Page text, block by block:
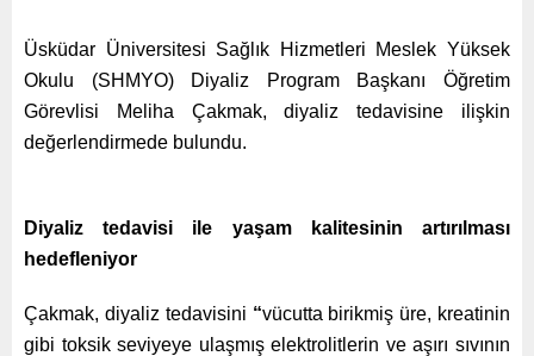
Üsküdar Üniversitesi Sağlık Hizmetleri Meslek Yüksek
Okulu (SHMYO) Diyaliz Program Başkanı Öğretim
Görevlisi Meliha Çakmak, diyaliz tedavisine ilişkin
değerlendirmede bulundu.
Diyaliz tedavisi ile yaşam kalitesinin artırılması
hedefleniyor
Çakmak, diyaliz tedavisini “vücutta birikmiş üre, kreatinin
gibi toksik seviyeye ulaşmış elektrolitlerin ve aşırı sıvının